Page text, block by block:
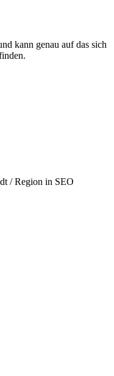
kann genau auf das sich
/ Region in SEO